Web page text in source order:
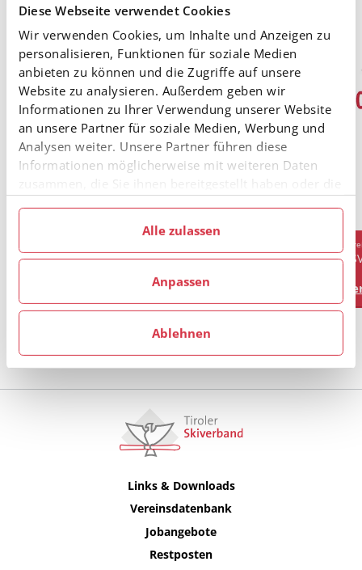
Diese Webseite verwendet Cookies
Wir verwenden Cookies, um Inhalte und Anzeigen zu
personalisieren, Funktionen für soziale Medien
anbieten zu können und die Zugriffe auf unsere
Website zu analysieren. Außerdem geben wir
Informationen zu Ihrer Verwendung unserer Website
an unsere Partner für soziale Medien, Werbung und
Analysen weiter. Unsere Partner führen diese
Informationen möglicherweise mit weiteren Daten
Alle zulassen
Anpassen
Ablehnen
AKAD. SKICLUB INNSBRUCK
Links & Downloads
Vereinsdatenbank
Jobangebote
Restposten